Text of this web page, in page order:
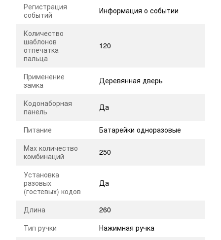
Регистрация
событий
Информация о событии
Количество
шаблонов
отпечатка
пальца
120
Применение
замка
Деревянная дверь
Кодонаборная
панель
Да
Питание
Батарейки одноразовые
Маx количество
комбинаций
250
Установка
разовых
(гостевых) кодов
Да
Длина
260
Тип ручки
Нажимная ручка